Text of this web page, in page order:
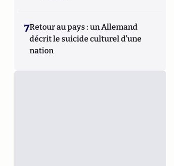
7Retour au pays : un Allemand
décrit le suicide culturel d’une
nation